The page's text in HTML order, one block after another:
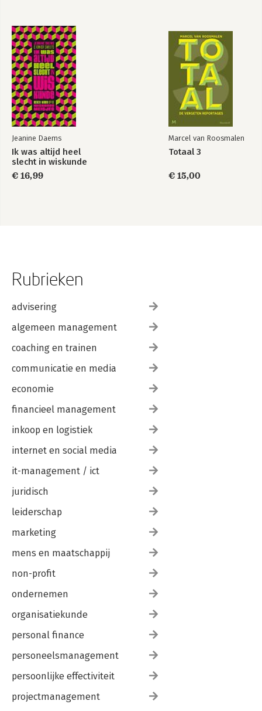
Jeanine Daems
Ik was altijd heel
slecht in wiskunde
€ 16,99
Marcel van Roosmalen
Totaal 3
€ 15,00
Rubrieken
advisering
algemeen management
coaching en trainen
communicatie en media
economie
financieel management
inkoop en logistiek
internet en social media
it-management / ict
juridisch
leiderschap
marketing
mens en maatschappij
non-profit
ondernemen
organisatiekunde
personal finance
personeelsmanagement
persoonlijke effectiviteit
projectmanagement